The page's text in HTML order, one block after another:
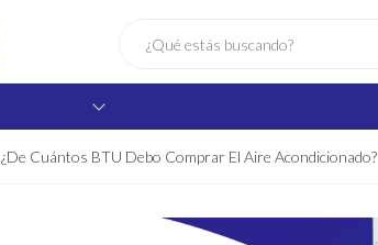
¿De Cuántos BTU Debo Comprar El Aire Acondicionado?